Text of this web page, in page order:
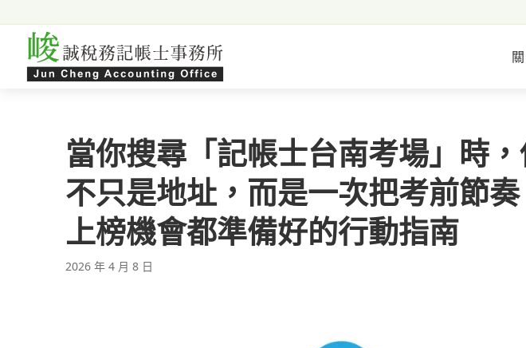
當你搜尋「記帳士台南考場」時
不只是地址，而是一次把考前節
上榜機會都準備好的行動指南
2026 年 4 月 8 日